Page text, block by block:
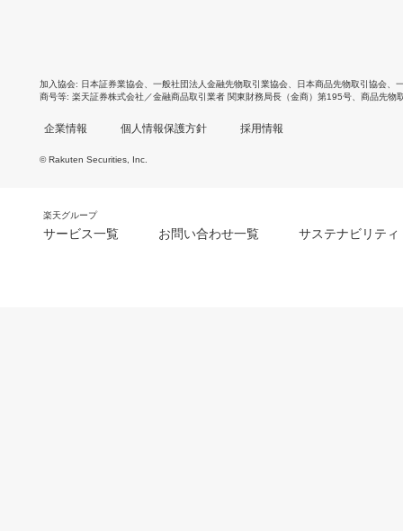
加入協会 日本証券業協会 一般社団法人金融先物取引業協会 日本商品先物取引協会
商号等 楽天証券株式会社／金融商品取引業者 関東財務局長（金商）第195号、商品先物
企業情報 個人情報保護方針 採用情報
© Rakuten Securities, Inc.
楽天グループ
サービス一覧 お問い合わせ一覧 サステナビリティ